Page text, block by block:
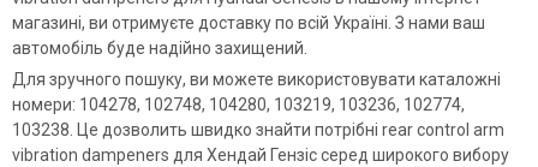
магазині, ви отримуєте доставку по всій Україні. З нами ваш
автомобіль буде надійно захищений.
Для зручного пошуку, ви можете використовувати каталожні
номери: 104278, 102748, 104280, 103219, 103236, 102774,
103238. Це дозволить швидко знайти потрібні rear control arm
vibration dampeners для Хендай Гензіс серед широкого вибору